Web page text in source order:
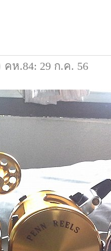
คห.84: 29 ก.ค. 56